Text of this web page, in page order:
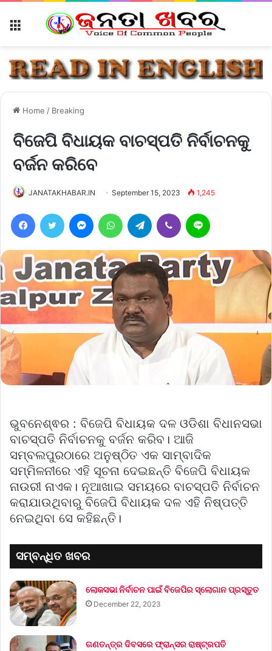
Home / Breaking
ବିଜେପି ବିଧାୟକ ବାଚସ୍ପତି ନିର୍ବାଚନକୁ
ବର୍ଜନ କରିବେ
JANATAKHABAR.IN September 15, 2023 1,245
FacebookTwitter MessengerWhatsAppTelegram Viber
ଭୁବନେଶ୍ଵର : ବିଜେପି ବିଧାୟକ ଦଳ ଓଡିଶା ବିଧାନସଭା
ବାଚସ୍ପତି ନିର୍ବାଚନକୁ ବର୍ଜନ କରିବ। ଆଜି
ସମ୍ବଲପୁରଠାରେ ଅନୁଷ୍ଠିତ ଏକ ସାମ୍ବାଦିକ
ସମ୍ମିଳନୀରେ ଏହି ସୂଚନା ଦେଇଛନ୍ତି ବିଜେପି ବିଧାୟକ
ନାଉରୀ ନାଏକ। ନୂଆଖାଇ ସମୟରେ ବାଚସ୍ପତି ନିର୍ବାଚନ
କରାଯାଉଥିବାରୁ ବିଜେପି ବିଧାୟକ ଦଳ ଏହି ନିଷ୍ପତ୍ତି
ନେଇଥିବା ସେ କହିଛନ୍ତି।
ସମ୍ବନ୍ଧିତ ଖବର
ଲୋକସଭା ନିର୍ବାଚନ ପାଇଁ ବିଜେପିର ସ୍ଲୋଗାନ ପ୍ରସ୍ତୁତ
December 22, 2023
ଗଣତନ୍ତ୍ର ଦିବସରେ ଫ୍ରାନ୍ସର ରାଷ୍ଟ୍ରପତି